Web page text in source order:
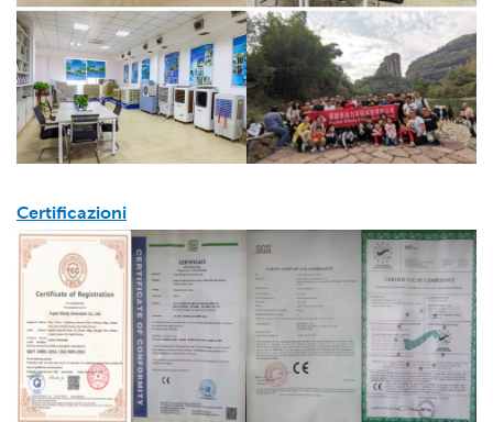
Certificazioni